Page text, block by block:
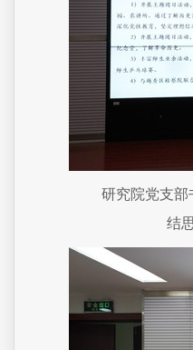
研究院党支部
结